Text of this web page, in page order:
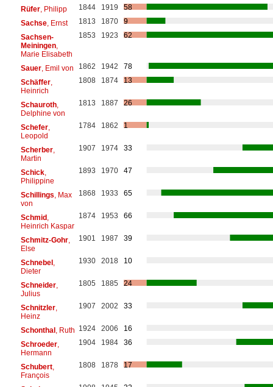
Rüfer, Philipp 1844 1919
58
Sachse, Ernst 1813 1870
9
Sachsen-
Meiningen,
Marie Elisabeth
1853 1923 62
Sauer, Emil von 1862 1942
78
Schäffer,
Heinrich
1808 1874 13
Schauroth,
Delphine von
1813 1887 26
Schefer,
Leopold
1784 1862 1
Scherber,
Martin
1907 1974 33
Schick,
Philippine
1893 1970 47
Schillings , Max
von
1868 1933 65
Schmid,
Heinrich Kaspar
1874 1953 66
Schmitz-Gohr,
Else
1901 1987 39
Schnebel,
Dieter
1930 2018 10
Schneider,
Julius
1805 1885 24
Schnitzler,
Heinz
1907 2002 33
Schonthal, Ruth 1924 2006
16
Schroeder,
Hermann
1904 1984 36
Schubert,
François
1808 1878 17